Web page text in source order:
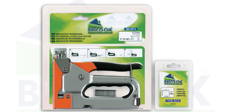
UNICAIR @FRA
WOODMAN @FRA
WOODMAN PROFESIONAL @FRA
BRICO OK @FRA